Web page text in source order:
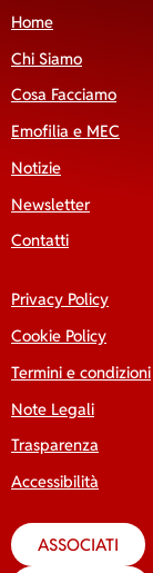
Home
Chi Siamo
Cosa Facciamo
Emofilia e MEC
Notizie
Newsletter
Contatti
Privacy Policy
Cookie Policy
Termini e condizioni
Note Legali
Trasparenza
Accessibilità
ASSOCIATI